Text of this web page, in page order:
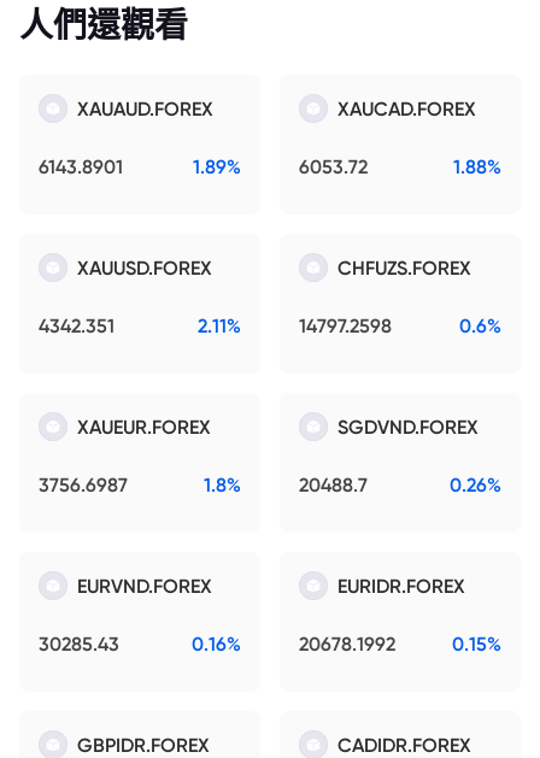
人們還觀看
XAUAUD.FOREX
6143.8901 1.89%
XAUCAD.FOREX
6053.72 1.88%
XAUUSD.FOREX
4342.351 2.11%
CHFUZS.FOREX
14797.2598 0.6%
XAUEUR.FOREX
3756.6987 1.8%
SGDVND.FOREX
20488.7 0.26%
EURVND.FOREX
30285.43 0.16%
EURIDR.FOREX
20678.1992 0.15%
GBPIDR.FOREX CADIDR.FOREX